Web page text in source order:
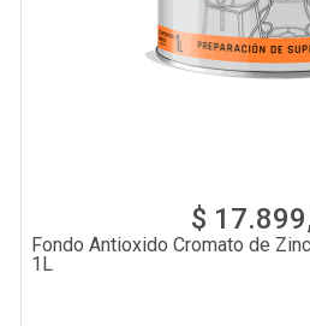
$
Fondo Antioxido Cromato de
1L